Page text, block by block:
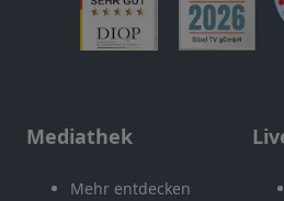
Mediathek
Mehr entdecken